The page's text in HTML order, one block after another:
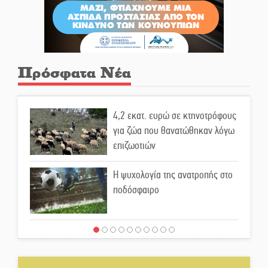
Πρόσφατα Νέα
4,2 εκατ. ευρώ σε κτηνοτρόφους
για ζώα που θανατώθηκαν λόγω
επιζωοτιών
Η ψυχολογία της ανατροπής στο
ποδόσφαιρο
Ένα «ταξίδι» τέχνης και